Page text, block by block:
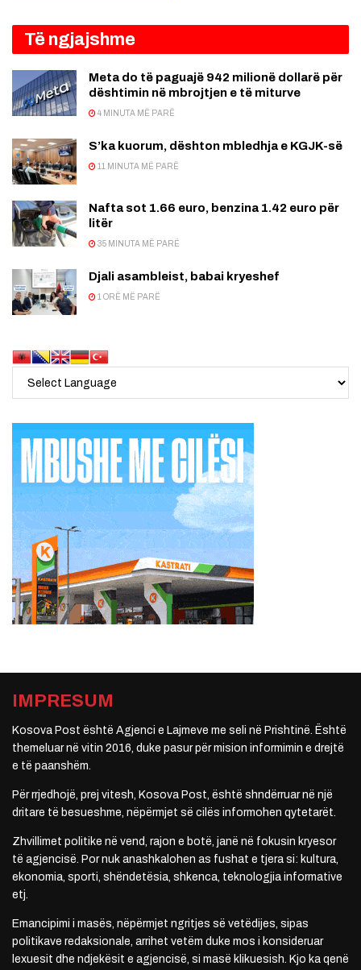
Të ngjajshme
Meta do të paguajë 942 milionë dollarë për
dështimin në mbrojtjen e të miturve
4 MINUTA MË PARË
S’ka kuorum, dështon mbledhja e KGJK-së
11 MINUTA MË PARË
Nafta sot 1.66 euro, benzina 1.42 euro për
litër
35 MINUTA MË PARË
Djali asambleist, babai kryeshef
1 ORË MË PARË
IMPRESUM
Kosova Post është Agjenci e Lajmeve me seli në Prishtinë. Është
themeluar në vitin 2016, duke pasur për mision informimin e drejtë
e të paanshëm.
Për rrjedhojë, prej vitesh, Kosova Post, është shndërruar në një
dritare të besueshme, nëpërmjet së cilës informohen qytetarët.
Zhvillimet politike në vend, rajon e botë, janë në fokusin kryesor
të agjencisë. Por nuk anashkalohen as fushat e tjera si: kultura,
ekonomia, sporti, shëndetësia, shkenca, teknologjia informative
etj.
Emancipimi i masës, nëpërmjet ngritjes së vetëdijes, sipas
politikave redaksionale, arrihet vetëm duke mos i konsideruar
lexuesit dhe ndjekësit e agjencisë, si masë klikuesish. Kjo ka qenë